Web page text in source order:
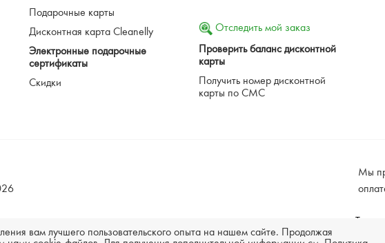
Подарочные карты
Дисконтная карта Cleanelly
Электронные подарочные
сертификаты
Скидки
Отследить мой заказ
Проверить баланс дисконтной
карты
Получить номер дисконтной
карты по СМС
Мы
вам лучшего пользовательского опыта на нашем сайте. Продолжая